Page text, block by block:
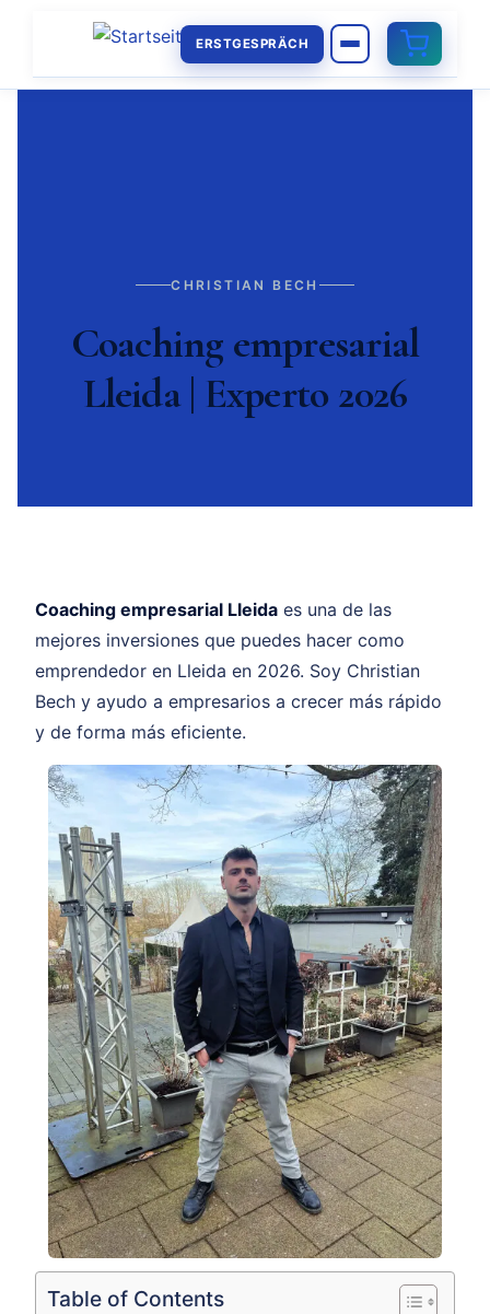
ERSTGESPRÄCH
CHRISTIAN BECH
Coaching empresarial
Lleida | Experto 2026
Coaching empresarial Lleida es una de las
mejores inversiones que puedes hacer como
emprendedor en Lleida en 2026. Soy Christian
Bech y ayudo a empresarios a crecer más rápido
y de forma más eficiente.
Table of Contents